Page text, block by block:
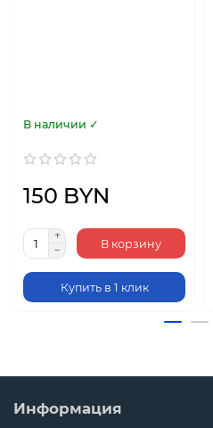
В наличии ✓
150 BYN
В корзину
Купить в 1 клик
Информация